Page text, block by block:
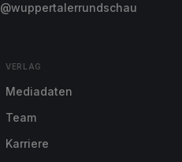
@wuppertalerrundschau
VERLAG
Mediadaten
Team
Karriere